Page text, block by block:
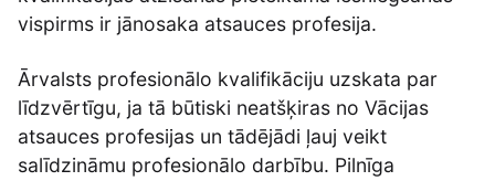
vispirms ir jānosaka atsauces profesija.
Ārvalsts profesionālo kvalifikāciju uzskata par
līdzvērtīgu, ja tā būtiski neatšķiras no Vācijas
atsauces profesijas un tādējādi ļauj veikt
salīdzināmu profesionālo darbību. Pilnīga